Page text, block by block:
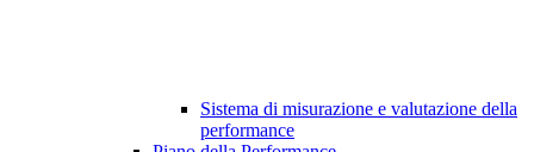
Sistema di misurazione e valutazione della
performance